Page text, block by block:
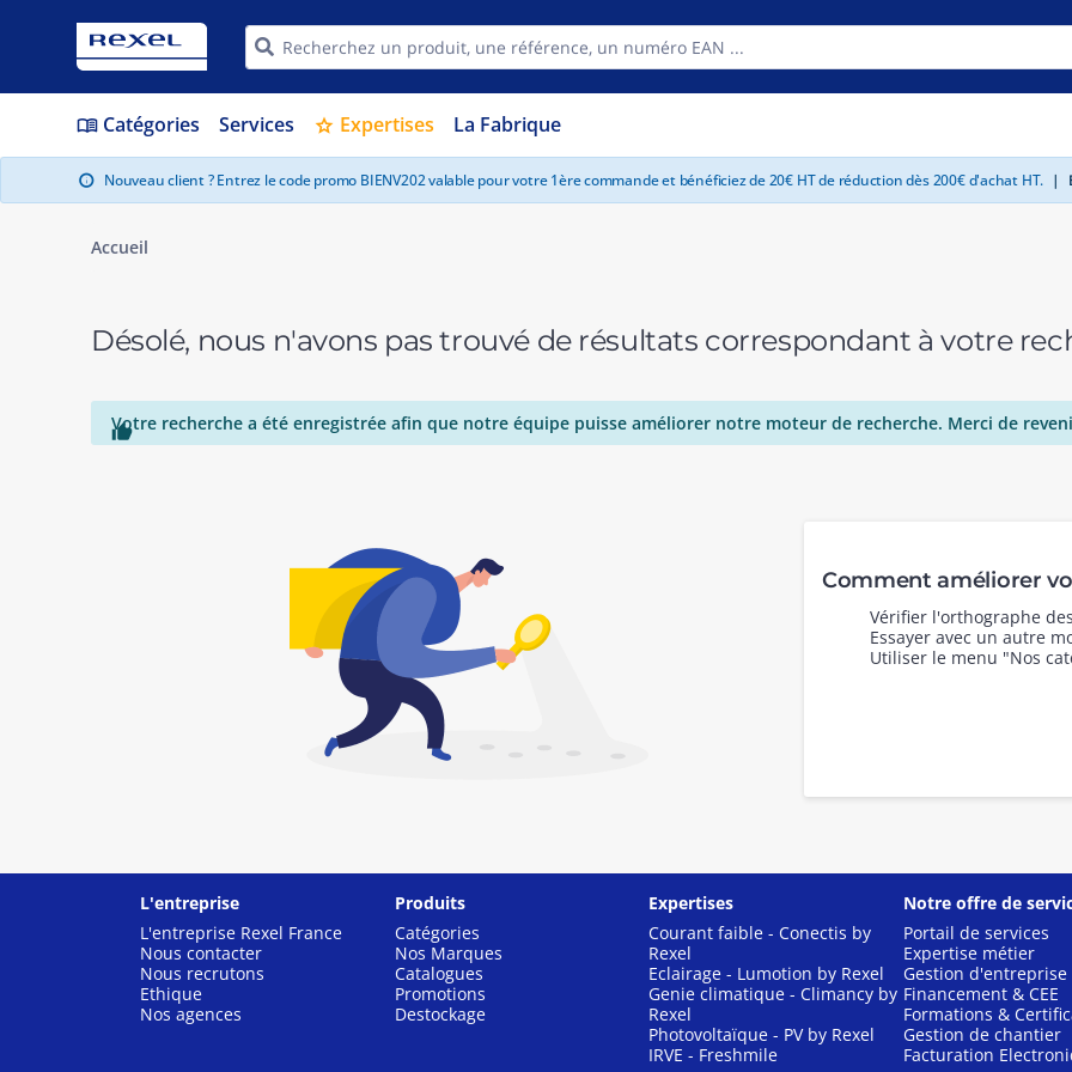
menu_book Catégories Services star Expertises La Fabrique
info Nouveau client ? Entrez le code promo BIENV202 valable pour votre 1ère commande et bénéficiez de 20€ HT de réduction dès 200€ d'achat HT. |
Accueil
Désolé, nous n'avons pas trouvé de résultats correspondant à votre

Votre recherche a été enregistrée afin que notre équipe puisse améliorer notre moteur de recherche. Merci de
Comment améliorer
Vérifier l'orthographe
Essayer avec un autre
Utiliser le menu "Nos
L'entreprise
L'entreprise Rexel France
Nous contacter
Nous recrutons
Ethique
Nos agences
Produits
Catégories
Nos Marques
Catalogues
Promotions
Destockage
Expertises
Courant faible - Conectis by
Rexel
Eclairage - Lumotion by Rexel
Genie climatique - Climancy by
Rexel
Photovoltaïque - PV by Rexel
IRVE - Freshmile
Notre offre de
Portail de services
Expertise métier
Gestion d'entreprise
Financement & CEE
Formations &
Gestion de chantier
Facturation